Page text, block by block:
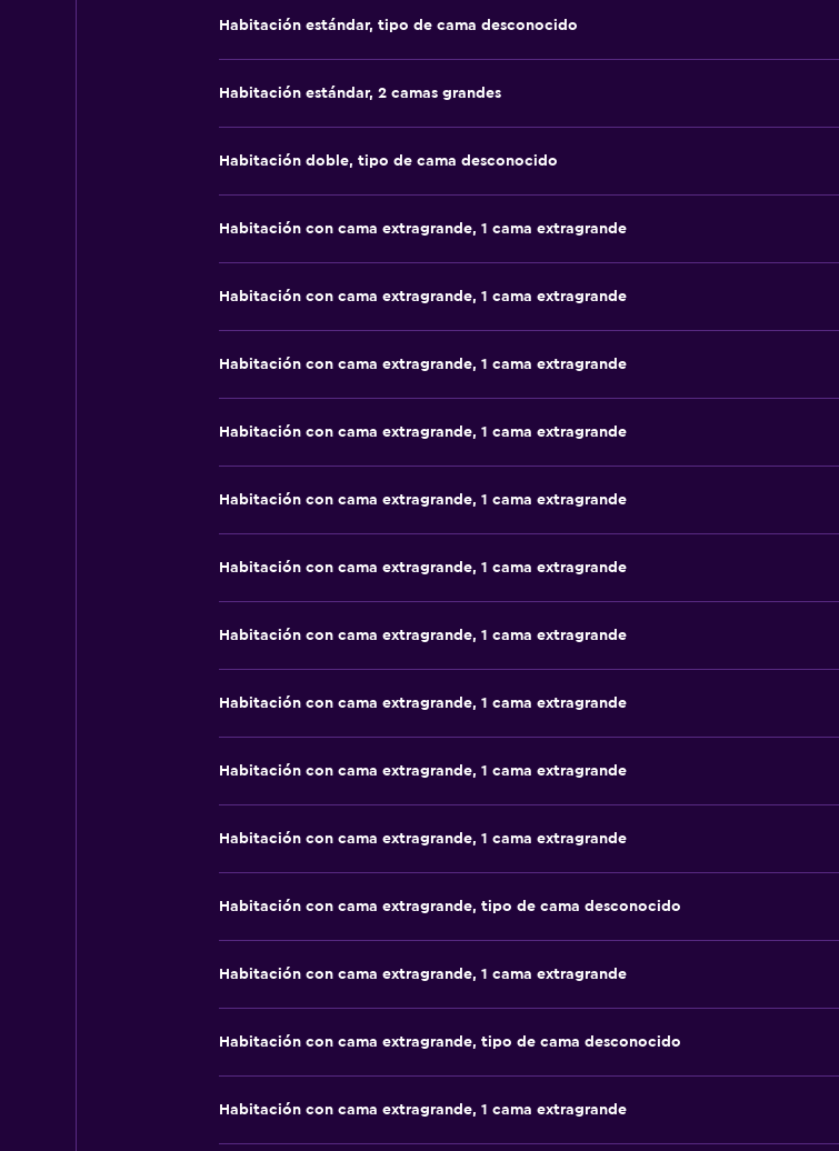
Habitación estándar, tipo de cama desconocido
Habitación estándar, 2 camas grandes
Habitación doble, tipo de cama desconocido
Habitación con cama extragrande, 1 cama extragrande
Habitación con cama extragrande, 1 cama extragrande
Habitación con cama extragrande, 1 cama extragrande
Habitación con cama extragrande, 1 cama extragrande
Habitación con cama extragrande, 1 cama extragrande
Habitación con cama extragrande, 1 cama extragrande
Habitación con cama extragrande, 1 cama extragrande
Habitación con cama extragrande, 1 cama extragrande
Habitación con cama extragrande, 1 cama extragrande
Habitación con cama extragrande, 1 cama extragrande
Habitación con cama extragrande, tipo de cama desconocido
Habitación con cama extragrande, 1 cama extragrande
Habitación con cama extragrande, tipo de cama desconocido
Habitación con cama extragrande, 1 cama extragrande